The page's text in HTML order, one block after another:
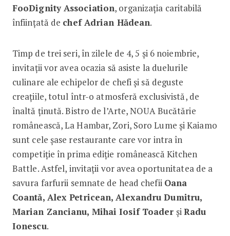
FooDignity Association, organizația caritabilă
înființată de chef Adrian Hădean.
Timp de trei seri, în zilele de 4, 5 și 6 noiembrie,
invitații vor avea ocazia să asiste la duelurile
culinare ale echipelor de chefi și să deguste
creațiile, totul într-o atmosferă exclusivistă, de
înaltă ținută. Bistro de l’Arte, NOUA Bucătărie
românească, La Hambar, Zori, Soro Lume și Kaiamo
sunt cele șase restaurante care vor intra în
competiție în prima ediție românească Kitchen
Battle. Astfel, invitații vor avea oportunitatea de a
savura farfurii semnate de head chefii Oana
Coantă, Alex Petricean, Alexandru Dumitru,
Marian Zancianu, Mihai Iosif Toader șiRadu
Ionescu.